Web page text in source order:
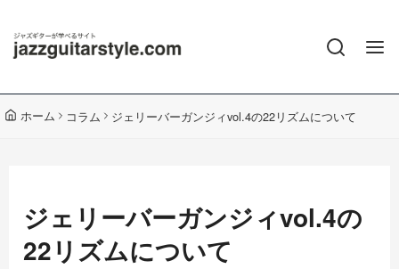
ホーム コラム ジェリーバーガンジィvol.4の22リズムについて
ジェリーバーガンジィvol.4の
22リズムについて